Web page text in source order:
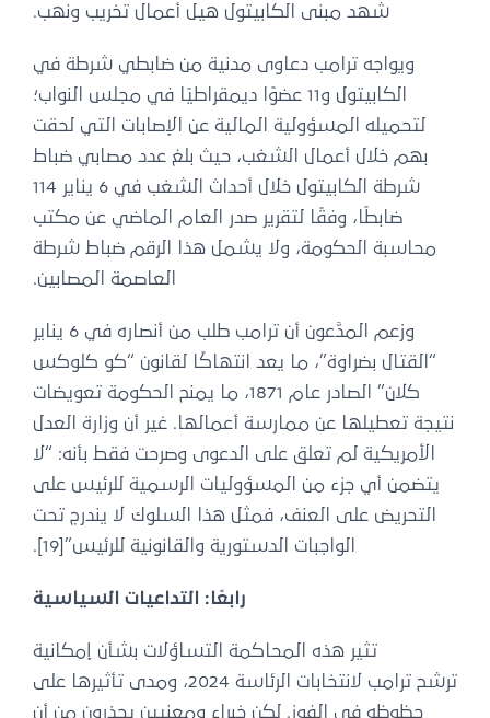
شهد مبنى الكابيتول هيل أعمال تخريب ونهب.
ويواجه ترامب دعاوى مدنية من ضابطي شرطة في
الكابيتول و11 عضوًا ديمقراطيًا في مجلس النواب؛
لتحميله المسؤولية المالية عن الإصابات التي لحقت
بهم خلال أعمال الشغب، حيث بلغ عدد مصابي ضباط
شرطة الكابيتول خلال أحداث الشغب في 6 يناير 114
ضابطًا، وفقًا لتقرير صدر العام الماضي عن مكتب
محاسبة الحكومة، ولا يشمل هذا الرقم ضباط شرطة
العاصمة المصابين.
وزعم المدَّعون أن ترامب طلب من أنصاره في 6 يناير
“القتال بضراوة”، ما يعد انتهاكًا لقانون “كو كلوكس
كلان” الصادر عام 1871، ما يمنح الحكومة تعويضات
نتيجة تعطيلها عن ممارسة أعمالها. غير أن وزارة العدل
الأمريكية لم تعلق على الدعوى وصرحت فقط بأنه: “لا
يتضمن أي جزء من المسؤوليات الرسمية للرئيس على
التحريض على العنف، فمثل هذا السلوك لا يندرج تحت
الواجبات الدستورية والقانونية للرئيس”[19].
رابعًا: التداعيات السياسية
تثير هذه المحاكمة التساؤلات بشأن إمكانية
ترشح ترامب لانتخابات الرئاسة 2024، ومدى تأثيرها على
حظوظه في الفوز. لكن خبراء ومعنيين يحذرون من أن